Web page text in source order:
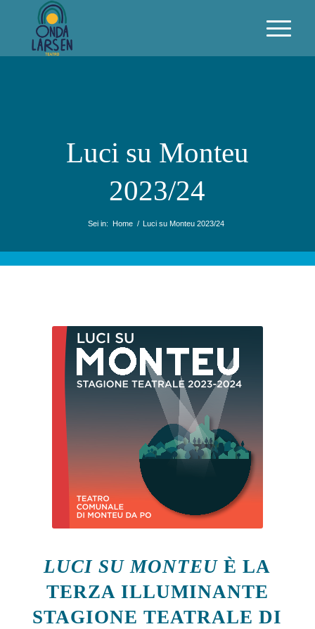
Luci su Monteu
2023/24
Sei in: Home / Luci su Monteu 2023/24
LUCI SU MONTEU È LA
TERZA ILLUMINANTE
STAGIONE TEATRALE DI